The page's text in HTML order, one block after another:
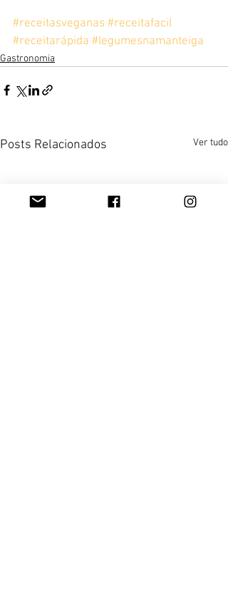
#receitasveganas #receitafacil
#receitarápida #legumesnamanteiga
Gastronomia
Posts Relacionados Ver tudo